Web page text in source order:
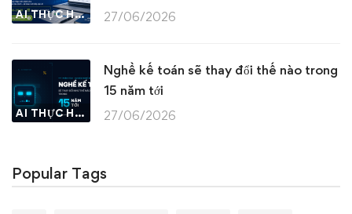
AI THỰC HÀNH 27/06/2026
AI THỰC HÀNH
Nghề kế toán sẽ thay đổi thế nào trong
15 năm tới
27/06/2026
Popular Tags